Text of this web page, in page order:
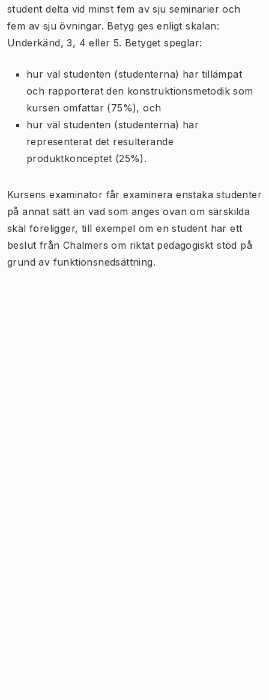
student delta vid minst fem av sju seminarier och
fem av sju övningar. Betyg ges enligt skalan:
Underkänd, 3, 4 eller 5. Betyget speglar:
hur väl studenten (studenterna) har tillämpat
och rapporterat den konstruktionsmetodik som
kursen omfattar (75%), och
hur väl studenten (studenterna) har
representerat det resulterande
produktkonceptet (25%).
Kursens examinator får examinera enstaka studenter
på annat sätt än vad som anges ovan om särskilda
skäl föreligger, till exempel om en student har ett
beslut från Chalmers om riktat pedagogiskt stöd på
grund av funktionsnedsättning.